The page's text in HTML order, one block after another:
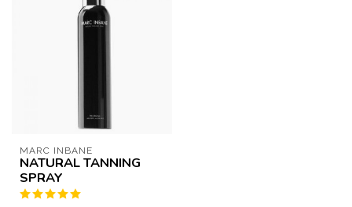
MARC INBANE
NATURAL TANNING
SPRAY